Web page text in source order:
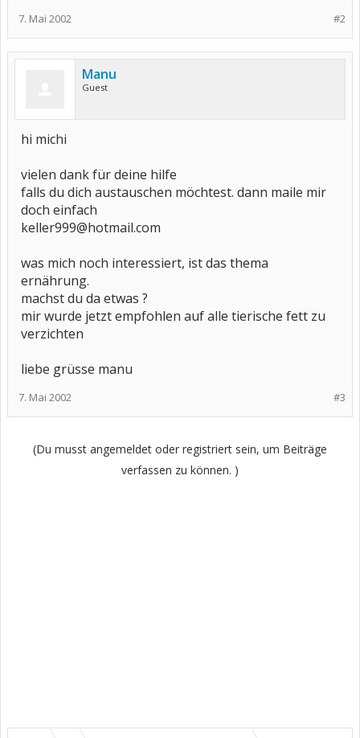
#2
7. Mai 2002
Manu
Guest
hi michi
vielen dank für deine hilfe
falls du dich austauschen möchtest. dann maile mir
doch einfach
keller999@hotmail.com
was mich noch interessiert, ist das thema
ernährung.
machst du da etwas ?
mir wurde jetzt empfohlen auf alle tierische fett zu
verzichten
liebe grüsse manu
#3
7. Mai 2002
(Du musst angemeldet oder registriert sein, um Beiträge
verfassen zu können. )